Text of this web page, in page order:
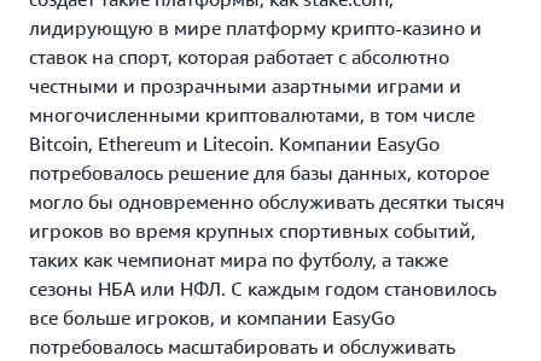
лидирующую в мире платформу крипто-казино и
ставок на спорт, которая работает с абсолютно
честными и прозрачными азартными играми и
многочисленными криптовалютами, в том числе
Bitcoin, Ethereum и Litecoin. Компании EasyGo
потребовалось решение для базы данных, которое
могло бы одновременно обслуживать десятки тысяч
игроков во время крупных спортивных событий,
таких как чемпионат мира по футболу, а также
сезоны НБА или НФЛ. С каждым годом становилось
все больше игроков, и компании EasyGo
потребовалось масштабировать и обслуживать